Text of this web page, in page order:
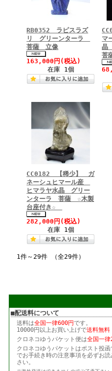
RB0352 ラピスラズ
リ グリーンターラ
菩薩 立像
163,000円 (税込)
在庫 1個
マ
晶
菩
CC0182 【稀少】 ガ
ネーシュヒマール産
ヒマラヤ水晶 グリー
ンターラ 菩薩 ☆木製
台座付き☆
282,000円 (税込)
在庫 1個
1件～29件 （全29件）
■配送料について
送料は全国一律600円です。
10000円以上お買い上げで送料無料
クロネコゆうパケット便は全国一律
クロネコゆうパケットはポスト投
でお手続き時の注意事項を必ずお
さい。